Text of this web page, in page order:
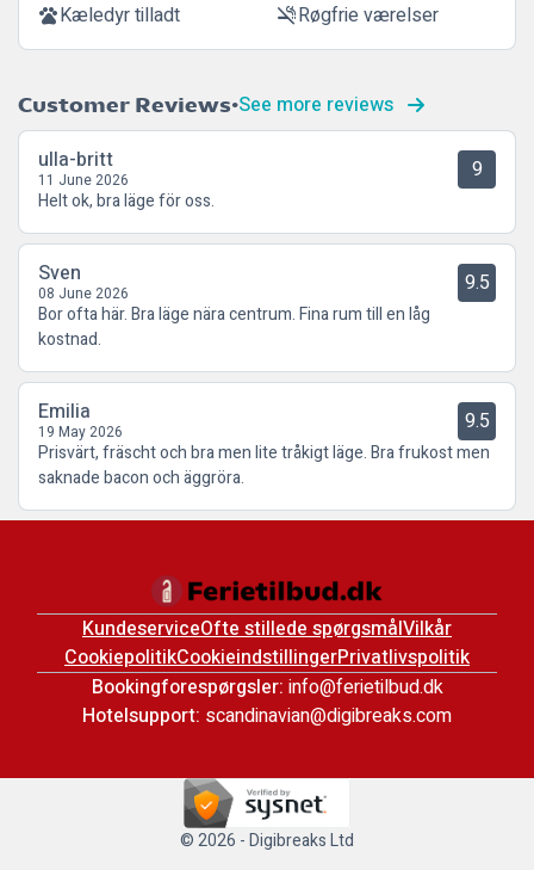
petsKæledyr tilladt smoke_freeRøgfrie værelser
Customer Reviews See more reviews
ulla-britt
11 June 2026 9
Helt ok, bra läge för oss.
Sven
08 June 2026 9.5
Bor ofta här. Bra läge nära centrum. Fina rum till en låg
kostnad.
Emilia
19 May 2026 9.5
Prisvärt, fräscht och bra men lite tråkigt läge. Bra frukost men
saknade bacon och äggröra.
KundeserviceOfte stillede spørgsmålVilkår
CookiepolitikCookieindstillingerPrivatlivspolitik
Bookingforespørgsler: info@ferietilbud.dk
Hotelsupport: scandinavian@digibreaks.com
© 2026 - Digibreaks Ltd